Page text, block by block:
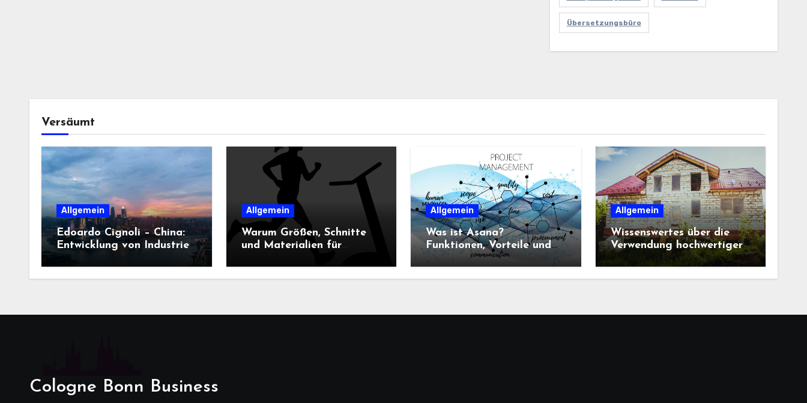
Übersetzungsbüro
Versäumt
Allgemein
Edoardo Cignoli – China:
Entwicklung von Industrie,
Technologie
Allgemein
Warum Größen, Schnitte
und Materialien für
entscheidend sind
Allgemein
Was ist Asana?
Funktionen, Vorteile und
Einsatz im
Projektmanagement
Allgemein
Wissenswertes über die
Verwendung hochwertiger
Baustoffe im Haus und
beim Hausbau
Cologne Bonn Business